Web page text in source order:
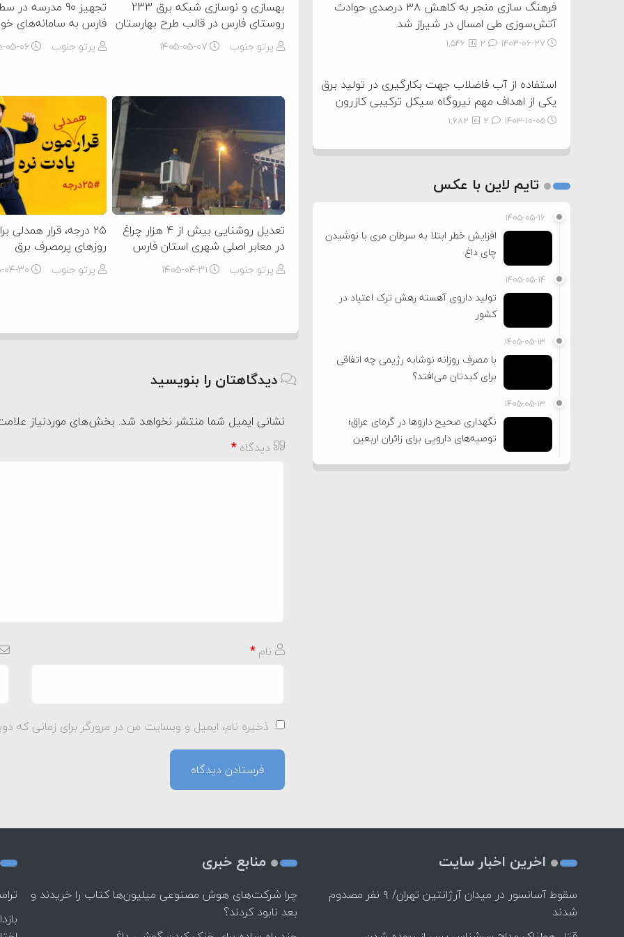
بهسازی و نوسازی شبکه برق 233
روستای فارس در قالب طرح بهارستان
پرتو جنوب ۱۴۰۵-۰۵-۰۷
تجهیز 90 مدرسه
فارس به سامانه‌های
پرتو جنوب ۱۴۰۵-
تعدیل روشنایی بیش از ۴ هزار چراغ
در معابر اصلی شهری استان فارس
پرتو جنوب ۱۴۰۵-۰۴-۳۱
۲۵ درجه، قرار همدلی
روزهای پرمصرف برق
پرتو جنوب ۱۴۰۵-
دیدگاهتان را بنویسید
نشانی ایمیل شما منتشر نخواهد شد. بخش‌های موردنیاز
دیدگاه*
نام*
ذخیره نام، ایمیل و وبسایت من در مرورگر برای زمانی که
فرهنگ سازی منجر به کاهش ۳۸ درصدی حوادث
آتش‌سوزی طی امسال در شیراز شد
۱۴۰۳-۰۶-۲۷ 1,546
استفاده از آب فاضلاب جهت بکارگیری در تولید برق
یکی از اهداف مهم نیروگاه سیکل ترکیبی کازرون
۱۴۰۳-۱۰-۰۵ 1,682
تایم لاین با عکس
۱۴۰۵-۰۵-۱۶
افزایش خطر ابتلا به سرطان مری با نوشیدن
چای داغ
۱۴۰۵-۰۵-۱۴
تولید داروی آهسته رهش ترک اعتیاد در
کشور
۱۴۰۵-۰۵-۱۳
با مصرف روزانه نوشابه رژیمی چه اتفاقی
برای کبدتان می‌افتد؟
۱۴۰۵-۰۵-۱۳
نگهداری صحیح داروها در گرمای عراق؛
توصیه‌های دارویی برای زائران اربعین
اخرین اخبار سایت
سقوط آسانسور در میدان آرژانتین تهران/ ۹ نفر مصدوم
شدند
منابع خبری
چرا شرکت‌های هوش مصنوعی میلیون‌ها کتاب را خریدند و
بعد نابود کردند؟